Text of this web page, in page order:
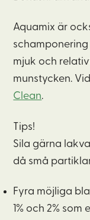
Aquamix är
mjuk och
munstycken.
Clean.
Tips!
Sila gärna
då små
Fyra möjliga
1% och 2%